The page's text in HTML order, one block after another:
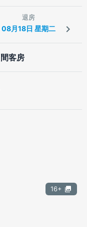
退房
客房
16+